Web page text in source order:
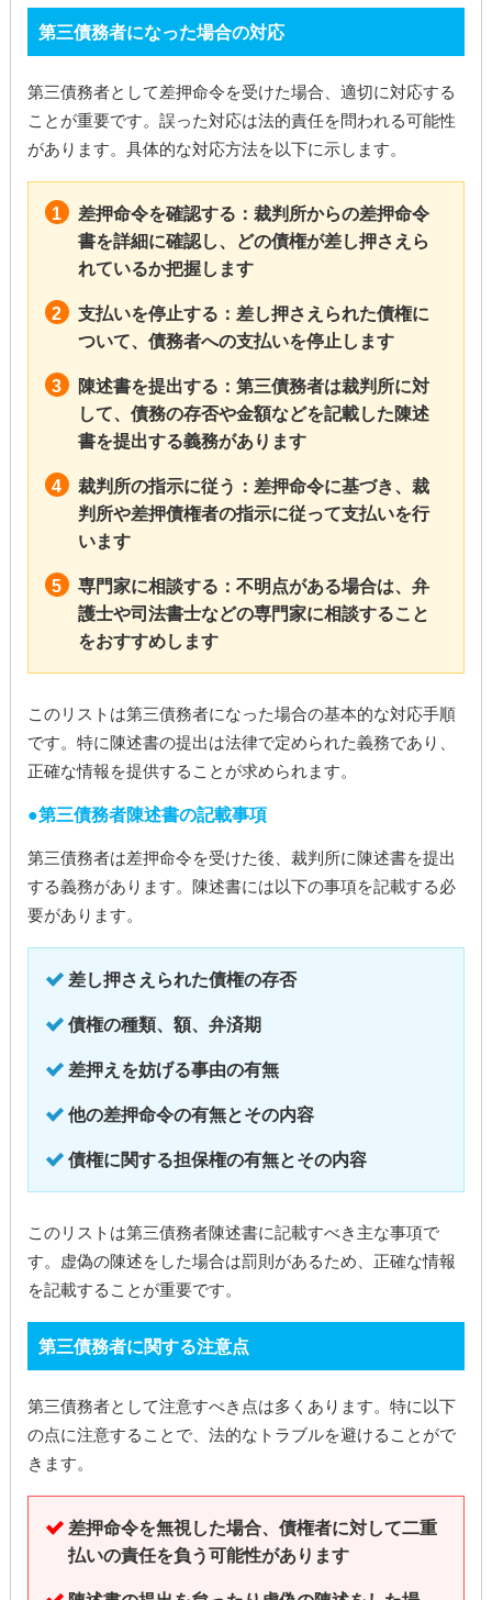
第三債務者になった場合の対応
第三債務者として差押命令を受けた場合、適切に対応する
ことが重要です。誤った対応は法的責任を問われる可能性
があります。具体的な対応方法を以下に示します。
差押命令を確認する：裁判所からの差押命令
書を詳細に確認し、どの債権が差し押さえら
れているか把握します
支払いを停止する：差し押さえられた債権に
ついて、債務者への支払いを停止します
陳述書を提出する：第三債務者は裁判所に対
して、債務の存否や金額などを記載した陳述
書を提出する義務があります
裁判所の指示に従う：差押命令に基づき、裁
判所や差押債権者の指示に従って支払いを行
います
専門家に相談する：不明点がある場合は、弁
護士や司法書士などの専門家に相談すること
をおすすめします
このリストは第三債務者になった場合の基本的な対応手順
です。特に陳述書の提出は法律で定められた義務であり、
正確な情報を提供することが求められます。
第三債務者陳述書の記載事項
第三債務者は差押命令を受けた後、裁判所に陳述書を提出
する義務があります。陳述書には以下の事項を記載する必
要があります。
差し押さえられた債権の存否
債権の種類、額、弁済期
差押えを妨げる事由の有無
他の差押命令の有無とその内容
債権に関する担保権の有無とその内容
このリストは第三債務者陳述書に記載すべき主な事項で
す。虚偽の陳述をした場合は罰則があるため、正確な情報
を記載することが重要です。
第三債務者に関する注意点
第三債務者として注意すべき点は多くあります。特に以下
の点に注意することで、法的なトラブルを避けることがで
きます。
差押命令を無視した場合、債権者に対して二重
払いの責任を負う可能性があります